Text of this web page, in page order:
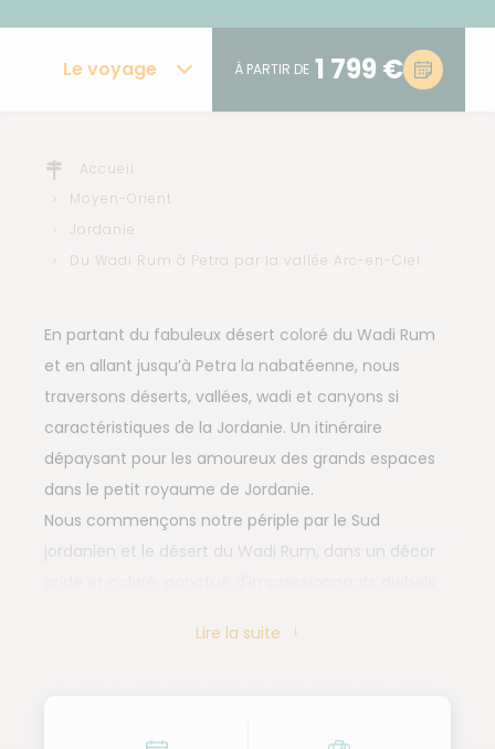
Le voyage À PARTIR DE 1 799 €
Accueil
Moyen-Orient
Jordanie
Du Wadi Rum à Petra par la vallée Arc-en-Ciel
En partant du fabuleux désert coloré du Wadi Rum
et en allant jusqu’à Petra la nabatéenne, nous
traversons déserts, vallées, wadi et canyons si
caractéristiques de la Jordanie. Un itinéraire
dépaysant pour les amoureux des grands espaces
dans le petit royaume de Jordanie.
Nous commençons notre périple par le Sud
jordanien et le désert du Wadi Rum, dans un décor
encore de gigantesques escaliers de pierre
avant de gagner la région du Wadi Araba et de la
Lire la suite